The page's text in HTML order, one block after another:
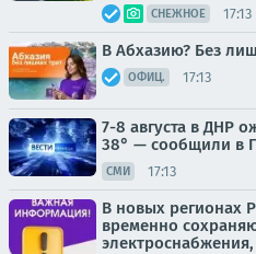
СНЕЖНОЕ 17:13
В Абхазию? Без
ОФИЦ. 17:13
7-8 августа в ДНР
38° — сообщили в
СМИ 17:13
В новых регионах
временно